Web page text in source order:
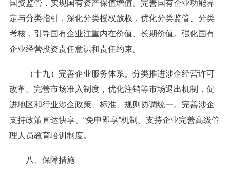
国资监管，实现国有资产保值增值。完善国有企业功能界
定与分类指引，深化分类授权放权，优化分类监管、分类
考核，引导国有企业注重内在价值、长期价值。强化国有
企业经营投资责任意识和责任约束。
（十九）完善企业服务体系。分类推进涉企经营许可
改革。完善市场准入制度，优化注销等市场退出机制，促
进地区和行业涉企政策、标准、规则协调统一。完善涉企
支持政策直达快享、“免申即享”机制。支持企业完善高级管
理人员教育培训制度。
八、保障措施